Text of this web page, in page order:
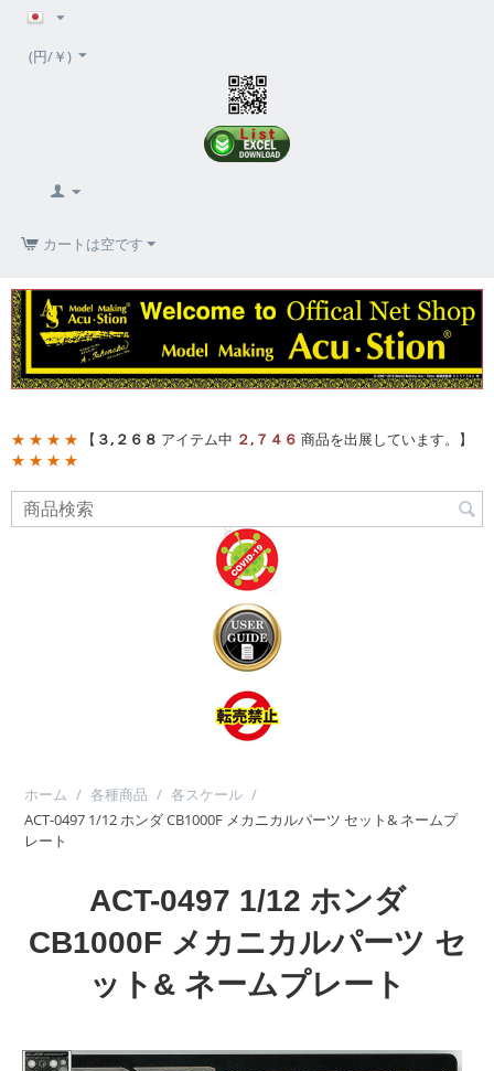
(円/￥)
カートは空です
★ ★ ★ ★ 【 ３,２６８ アイテム中 ２,７４６ 商品を出展しています。】
★ ★ ★ ★
ホーム / 各種商品 / 各スケール /
ACT-0497 1/12 ホンダ CB1000F メカニカルパーツ セット& ネームプ
レート
ACT-0497 1/12 ホンダ
CB1000F メカニカルパーツ セ
ット& ネームプレート